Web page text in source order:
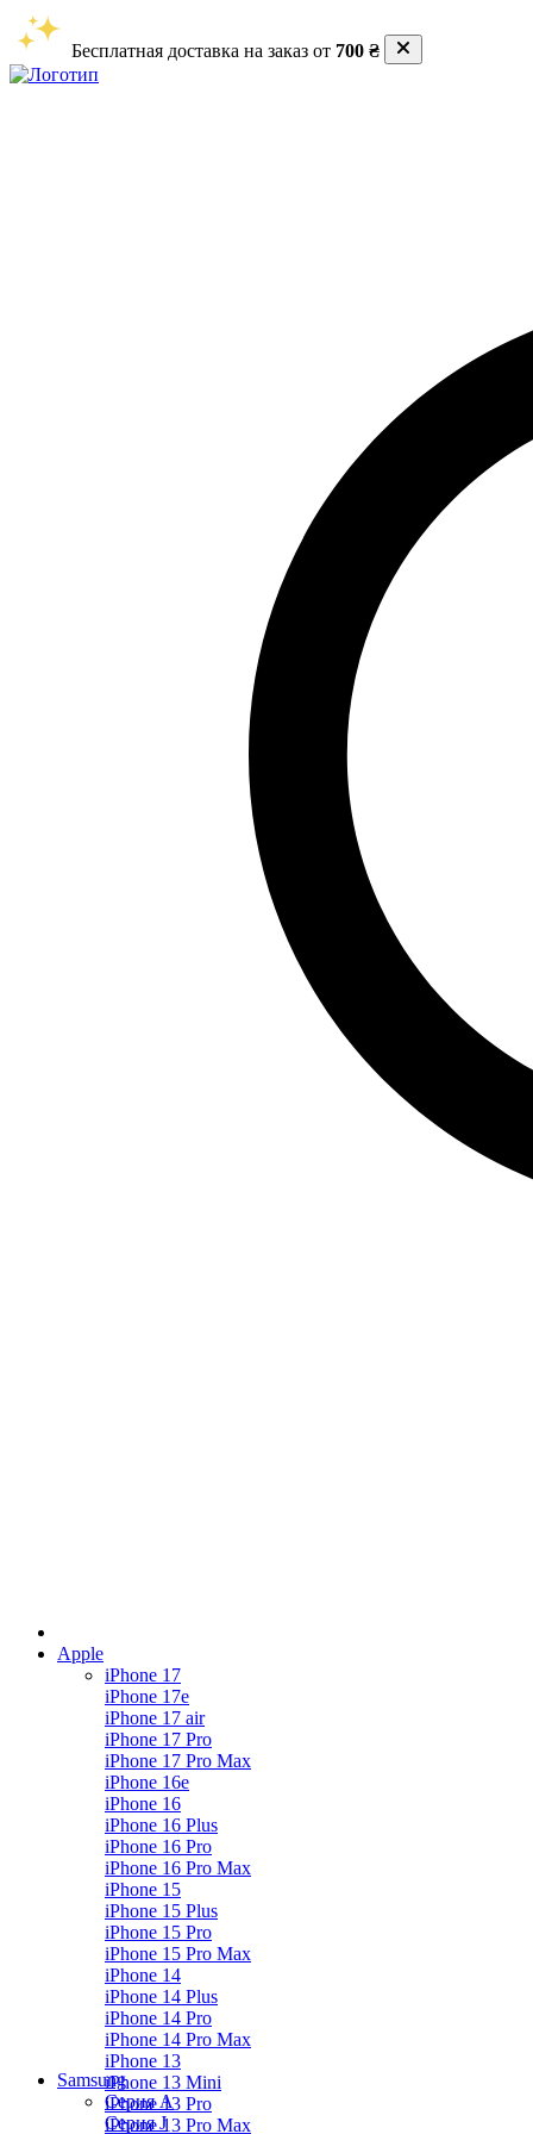
Бесплатная доставка на заказ от 700 ₴
Apple
iPhone 17
iPhone 17e
iPhone 17 air
iPhone 17 Pro
iPhone 17 Pro Max
iPhone 16e
iPhone 16
iPhone 16 Plus
iPhone 16 Pro
iPhone 16 Pro Max
iPhone 15
iPhone 15 Plus
iPhone 15 Pro
iPhone 15 Pro Max
iPhone 14
iPhone 14 Plus
iPhone 14 Pro
iPhone 14 Pro Max
iPhone 13
iPhone 13 Mini
iPhone 13 Pro
iPhone 13 Pro Max
Samsung
Серия А
Серия J